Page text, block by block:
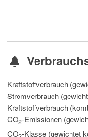
Kraftstoffverbrauch
Stromverbrauch
Kraftstoffverbrauch
CO2-Emissionen
CO -Klasse (gewichtet